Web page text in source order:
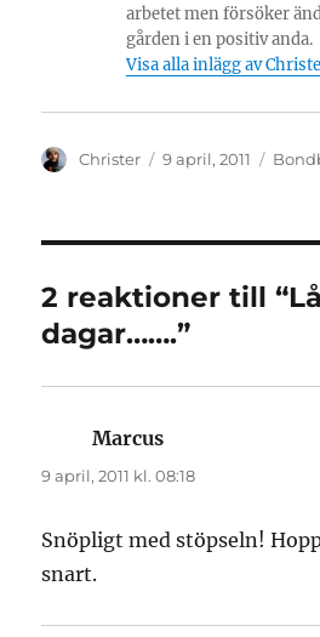
arbetet men försöker
gården i en positiv anda.
Visa alla inlägg av
Författare
Christer
Publicerat
9 april, 2011
2 reaktioner till
dagar…….”
Marcus
9 april, 2011 kl. 08:18
Snöpligt med stöpseln!
snart.